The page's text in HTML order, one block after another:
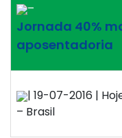
–
Jornada 40%
aposentadoria
| 19-07-2016 |
– Brasil